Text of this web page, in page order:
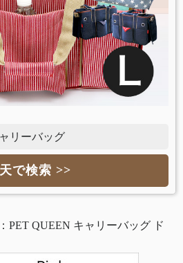
リーバッグ
で検索 >>
PET QUEEN キャリーバッグ ド